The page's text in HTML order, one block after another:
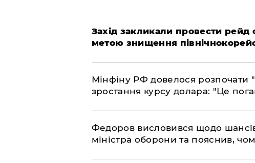
​Захід закликали провести
метою знищення
​Мінфіну РФ довелося розпочати
зростання курсу долара: "Це
​Федоров висловився щодо
міністра оборони та пояснив,